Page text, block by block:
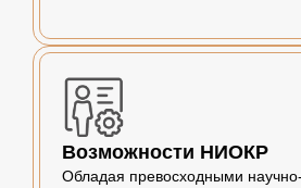
Возможности НИОКР
Обладая превосходными научно-